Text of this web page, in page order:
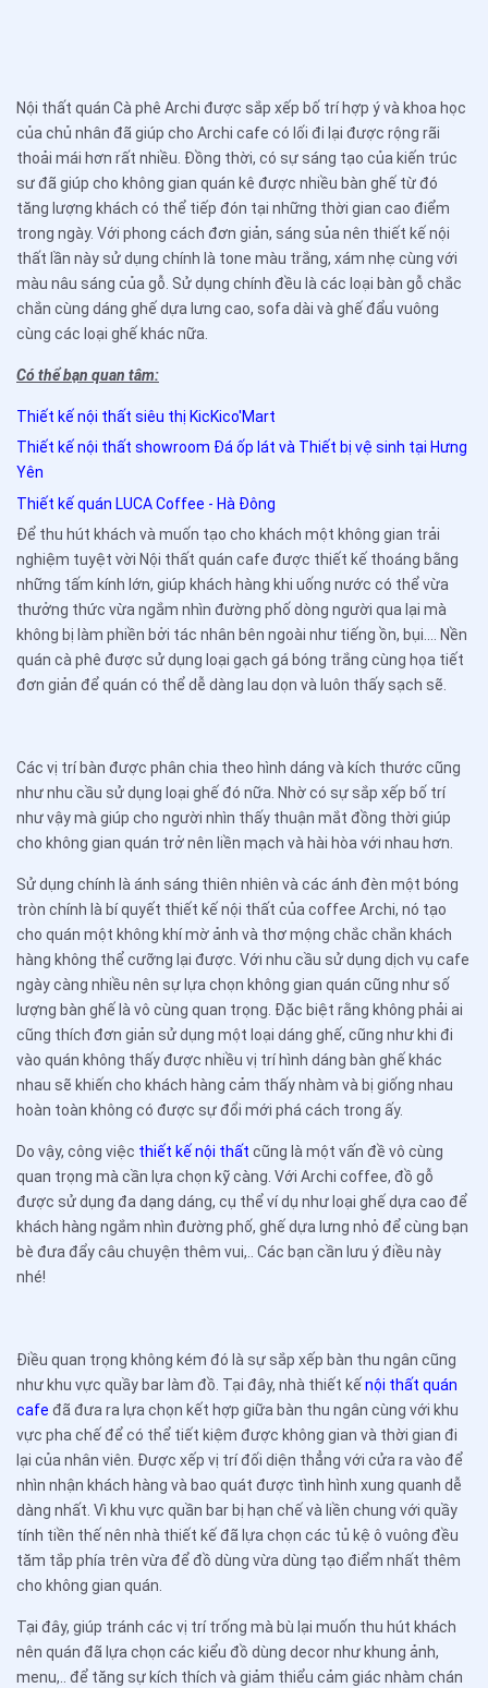
Nội thất quán Cà phê Archi được sắp xếp bố trí hợp ý và khoa học
của chủ nhân đã giúp cho Archi cafe có lối đi lại được rộng rãi
thoải mái hơn rất nhiều. Đồng thời, có sự sáng tạo của kiến trúc
sư đã giúp cho không gian quán kê được nhiều bàn ghế từ đó
tăng lượng khách có thể tiếp đón tại những thời gian cao điểm
trong ngày. Với phong cách đơn giản, sáng sủa nên thiết kế nội
thất lần này sử dụng chính là tone màu trắng, xám nhẹ cùng với
màu nâu sáng của gỗ. Sử dụng chính đều là các loại bàn gỗ chắc
chắn cùng dáng ghế dựa lưng cao, sofa dài và ghế đẩu vuông
cùng các loại ghế khác nữa.
Có thể bạn quan tâm:
Thiết kế nội thất siêu thị KicKico'Mart
Thiết kế nội thất showroom Đá ốp lát và Thiết bị vệ sinh tại Hưng
Yên
Thiết kế quán LUCA Coffee - Hà Đông
Để thu hút khách và muốn tạo cho khách một không gian trải
nghiệm tuyệt vời Nội thất quán cafe được thiết kế thoáng bằng
những tấm kính lớn, giúp khách hàng khi uống nước có thể vừa
thưởng thức vừa ngắm nhìn đường phố dòng người qua lại mà
không bị làm phiền bởi tác nhân bên ngoài như tiếng ồn, bụi.... Nền
quán cà phê được sử dụng loại gạch gá bóng trắng cùng họa tiết
đơn giản để quán có thể dễ dàng lau dọn và luôn thấy sạch sẽ.
Các vị trí bàn được phân chia theo hình dáng và kích thước cũng
như nhu cầu sử dụng loại ghế đó nữa. Nhờ có sự sắp xếp bố trí
như vậy mà giúp cho người nhìn thấy thuận mắt đồng thời giúp
cho không gian quán trở nên liền mạch và hài hòa với nhau hơn.
Sử dụng chính là ánh sáng thiên nhiên và các ánh đèn một bóng
tròn chính là bí quyết thiết kế nội thất của coffee Archi, nó tạo
cho quán một không khí mờ ảnh và thơ mộng chắc chắn khách
hàng không thể cưỡng lại được. Với nhu cầu sử dụng dịch vụ cafe
ngày càng nhiều nên sự lựa chọn không gian quán cũng như số
lượng bàn ghế là vô cùng quan trọng. Đặc biệt rằng không phải ai
cũng thích đơn giản sử dụng một loại dáng ghế, cũng như khi đi
vào quán không thấy được nhiều vị trí hình dáng bàn ghế khác
nhau sẽ khiến cho khách hàng cảm thấy nhàm và bị giống nhau
hoàn toàn không có được sự đổi mới phá cách trong ấy.
Do vậy, công việc thiết kế nội thất cũng là một vấn đề vô cùng
quan trọng mà cần lựa chọn kỹ càng. Với Archi coffee, đồ gỗ
được sử dụng đa dạng dáng, cụ thể ví dụ như loại ghế dựa cao để
khách hàng ngắm nhìn đường phố, ghế dựa lưng nhỏ để cùng bạn
bè đưa đẩy câu chuyện thêm vui,.. Các bạn cần lưu ý điều này
nhé!
Điều quan trọng không kém đó là sự sắp xếp bàn thu ngân cũng
như khu vực quầy bar làm đồ. Tại đây, nhà thiết kế nội thất quán
cafe đã đưa ra lựa chọn kết hợp giữa bàn thu ngân cùng với khu
vực pha chế để có thể tiết kiệm được không gian và thời gian đi
lại của nhân viên. Được xếp vị trí đối diện thẳng với cửa ra vào để
nhìn nhận khách hàng và bao quát được tình hình xung quanh dễ
dàng nhất. Vì khu vực quần bar bị hạn chế và liền chung với quầy
tính tiền thế nên nhà thiết kế đã lựa chọn các tủ kệ ô vuông đều
tăm tắp phía trên vừa để đồ dùng vừa dùng tạo điểm nhất thêm
cho không gian quán.
Tại đây, giúp tránh các vị trí trống mà bù lại muốn thu hút khách
nên quán đã lựa chọn các kiểu đồ dùng decor như khung ảnh,
menu,.. để tăng sự kích thích và giảm thiểu cảm giác nhàm chán